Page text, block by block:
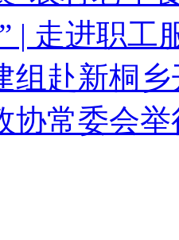
| 走进职工
组赴新桐
协常委会